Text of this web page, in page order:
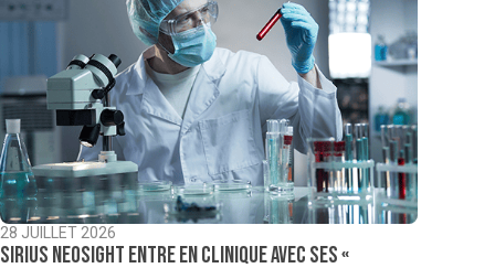
28 JUILLET 2026
Sirius NeoSight entre en clinique avec ses «